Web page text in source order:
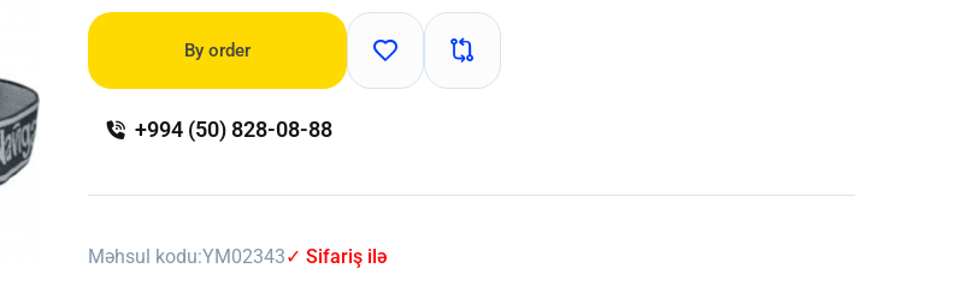
By order
+994 (50) 828-08-88
Məhsul kodu:YM02343✓ Sifariş ilə